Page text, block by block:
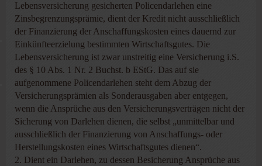
Lebensversicherung gesicherten Policendarlehen eine
Zinsbegrenzungsprämie, dient der Kredit nicht ausschließlich
der Finanzierung der Anschaffungskosten eines dauernd zur
Einkünfteerzielung bestimmten Wirtschaftsgutes. Die
Lebensversicherung ist zwar unstreitig eine Versicherung i.S.
des § 10 Abs. 1 Nr. 2 Buchst. b EStG. Das auf sie
aufgenommene Policendarlehen steht dem Abzug der
Versicherungsprämien als Sonderausgaben aber entgegen,
wenn die Ansprüche aus den Versicherungsverträgen nicht der
Sicherung von Darlehen dienen, die selbst „unmittelbar und
ausschließlich der Finanzierung von Anschaffungs- oder
Herstellungskosten eines Wirtschaftsgutes dienen“.
2. Dient ein Darlehen, zu dessen Besicherung Ansprüche aus